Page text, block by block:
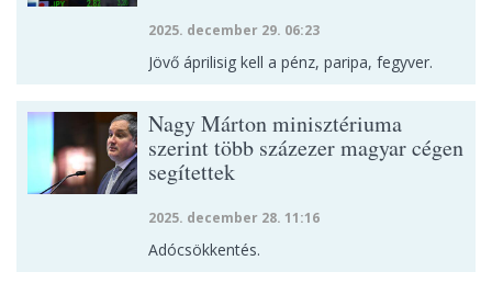
2025. december 29. 06:23
Jövő áprilisig kell a pénz, paripa, fegyver.
Nagy Márton minisztériuma
szerint több százezer magyar cégen
segítettek
2025. december 28. 11:16
Adócsökkentés.